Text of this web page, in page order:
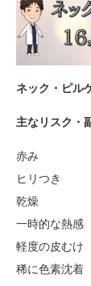
ネック・ピル
主なリスク・
赤み
ヒリつき
乾燥
一時的な熱感
軽度の皮むけ
稀に色素沈着